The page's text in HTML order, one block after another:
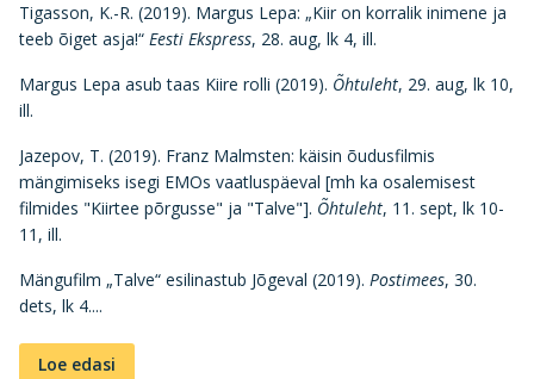
Tigasson, K.-R. (2019). Margus Lepa: „Kiir on korralik inimene ja
teeb õiget asja!“ Eesti Ekspress, 28. aug, lk 4, ill.
Margus Lepa asub taas Kiire rolli (2019). Õhtuleht, 29. aug, lk 10,
ill.
Jazepov, T. (2019). Franz Malmsten: käisin õudusfilmis
mängimiseks isegi EMOs vaatluspäeval [mh ka osalemisest
filmides "Kiirtee põrgusse" ja "Talve"]. Õhtuleht, 11. sept, lk 10-
11, ill.
Mängufilm „Talve“ esilinastub Jõgeval (2019). Postimees, 30.
dets, lk 4....
Loe edasi